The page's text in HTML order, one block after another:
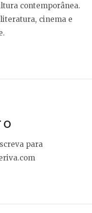
contemporânea.
cinema e
para